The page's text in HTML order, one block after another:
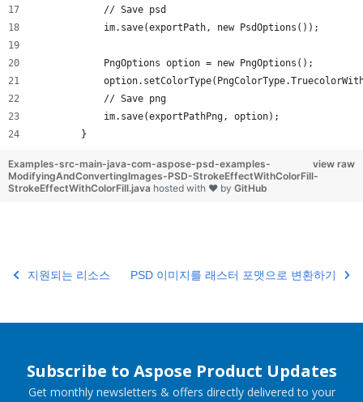
            // Save psd
            im.save(exportPath, new PsdOptions());
            PngOptions option = new PngOptions();
            // Save png
            im.save(exportPathPng, option);
        }
view raw
Examples-src-main-java-com-aspose-psd-examples-
ModifyingAndConvertingImages-PSD-StrokeEffectWithColorFill-
StrokeEffectWithColorFill.java hosted with ❤ by GitHub
지원되는 리소스 PSD 이미지를 래스터 포맷으로 변환하기
Subscribe to Aspose Product Updates
Get monthly newsletters & offers directly delivered to your